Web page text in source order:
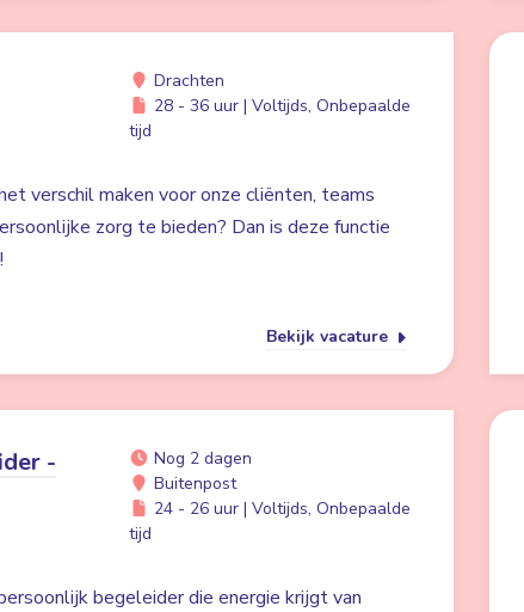
Drachten
28 - 36 uur | Voltijds, Onbepaalde
tijd
verschil maken voor onze cliënten, teams
zorg te bieden? Dan is deze functie
Bekijk vacature
-
Nog 2 dagen
Buitenpost
24 - 26 uur | Voltijds, Onbepaalde
tijd
begeleider die energie krijgt van